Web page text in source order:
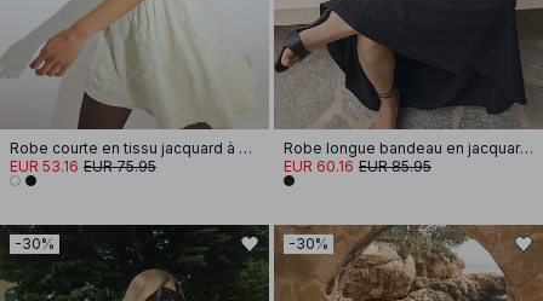
Robe courte en tissu jacquard à paillettes et fronces sur les hanches
EUR 53.16 EUR 75.95
Robe longue bandeau en jacquard à coupe volumineuse
EUR 60.16 EUR 85.95
-30% -30%